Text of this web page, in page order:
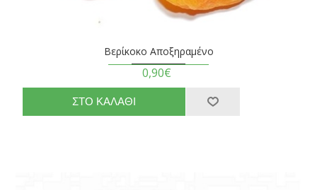
Βερίκοκο Αποξηραμένο
0,90€